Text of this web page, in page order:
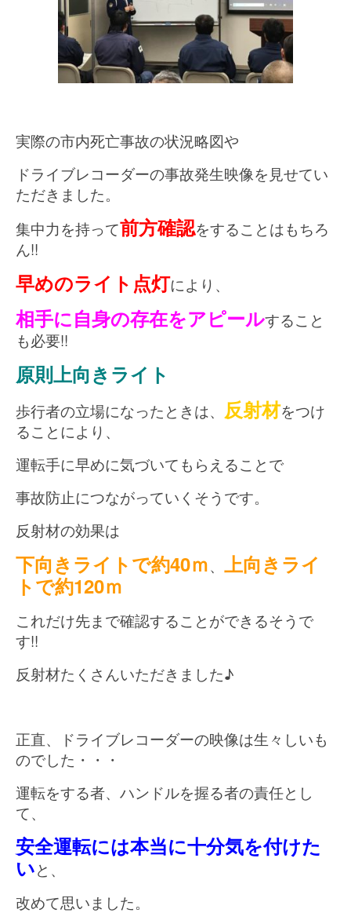
実際の市内死亡事故の状況略図や
ドライブレコーダーの事故発生映像を見せてい
ただきました。
集中力を持って前方確認をすることはもちろ
ん!!
早めのライト点灯により、
相手に自身の存在をアピールすること
も必要!!
原則上向きライト
歩行者の立場になったときは、 反射材をつけ
ることにより、
運転手に早めに気づいてもらえることで
事故防止につながっていくそうです。
反射材の効果は
下向きライトで約40ｍ、 上向きライ
トで約120ｍ
これだけ先まで確認することができるそうで
す!!
反射材たくさんいただきました♪
正直、ドライブレコーダーの映像は生々しいも
のでした・・・
運転をする者、ハンドルを握る者の責任とし
て、
安全運転には本当に十分気を付けた
いと、
改めて思いました。